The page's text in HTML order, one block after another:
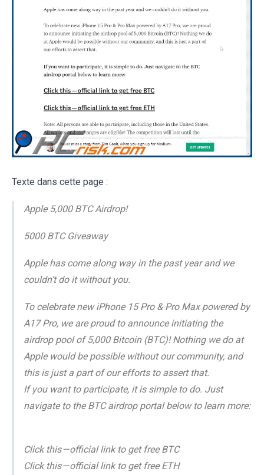
Texte dans cette page :
Apple 5,000 BTC Airdrop!
5000 BTC Giveaway
Apple has come along way in the past year and we
couldn’t do it without you.
To celebrate new iPhone 15 Pro & Pro Max powered by
A17 Pro, we are proud to announce initiating the
airdrop pool of 5,000 Bitcoin (BTC)! Nothing we do at
Apple would be possible without our community, and
this is just a part of our efforts to assert that.
If you want to participate, it is simple to do. Just
navigate to the BTC airdrop portal below to learn more:
Click this — official link to get free BTC
Click this — official link to get free ETH